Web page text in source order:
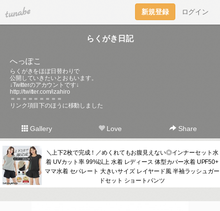
tuna.be 新規登録 ログイン
らくがき日記
へっぽこ
らくがきをほぼ日替わりで
公開していきたいとおもいます。
↓Twitterのアカウントです↓
http://twitter.com/izahiro
＝＝＝＝＝＝＝＝＝
リンク項目下のほうに移動しました
Gallery Love Share
＼上下2枚で完成！／めくれてもお腹見えない◎インナーセット水
着 UVカット率 99%以上 水着 レディース 体型カバー水着 UPF50+
ママ水着 セパレート 大きいサイズ レイヤード風 半袖ラッシュガー
ドセット ショートパンツ